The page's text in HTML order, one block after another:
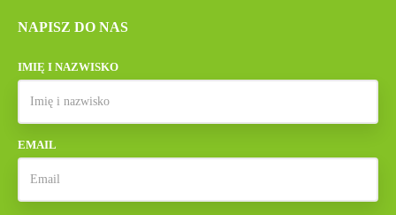
NAPISZ DO NAS
IMIĘ I NAZWISKO
EMAIL